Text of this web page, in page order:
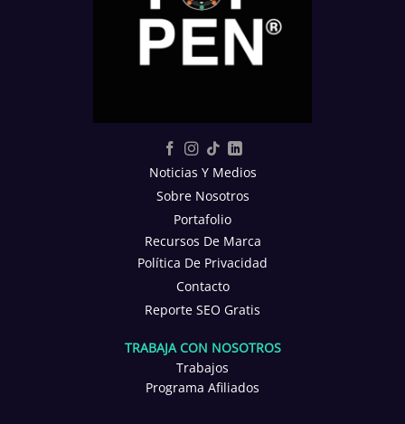
Noticias Y Medios
Sobre Nosotros
Portafolio
Recursos De Marca
Política De Privacidad
Contacto
Reporte SEO Gratis
TRABAJA CON NOSOTROS
Trabajos
Programa Afiliados